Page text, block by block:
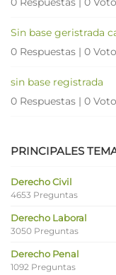
Sin base geristrada
0 Respuestas | 0
sin base registrada
0 Respuestas | 0
PRINCIPALES
Derecho Civil
4653 Preguntas
Derecho Laboral
3050 Preguntas
Derecho Penal
1092 Preguntas